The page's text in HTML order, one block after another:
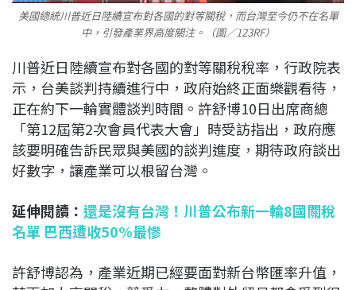
美國總統川普近日陸續宣布對各國的對等關稅，而台灣至今仍不在名單
中，引發產業界高度關注。（圖／123RF）
川普近日陸續宣布對各國的對等關稅稅率，行政院表
示，台美談判持續進行中，政府始終正面樂觀看待，
正在約下一輪實體談判時間。許舒博10日出席商總
「第12屆第2次會員代表大會」時受訪指出，政府應
該要明確告訴民眾與美國的談判進度，期待政府談出
好數字，讓產業可以根留台灣。
延伸閱讀： 還是沒有台灣！川普公布新一輪8國關稅
名單 巴西遭收50%最慘
許舒博認為，產業近期已經要面對新台幣匯率升值，